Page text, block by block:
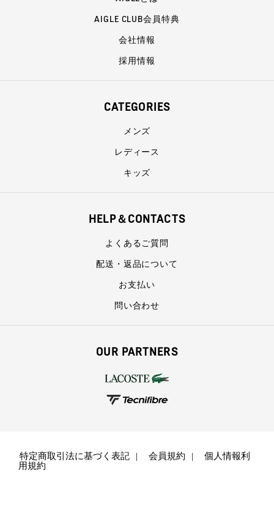
AIGLE CLUB会員特典
会社情報
採用情報
CATEGORIES
メンズ
レディース
キッズ
HELP＆CONTACTS
よくあるご質問
配送・返品について
お支払い
問い合わせ
OUR PARTNERS
特定商取引法に基づく表記 会員規約
個人情報利
用規約